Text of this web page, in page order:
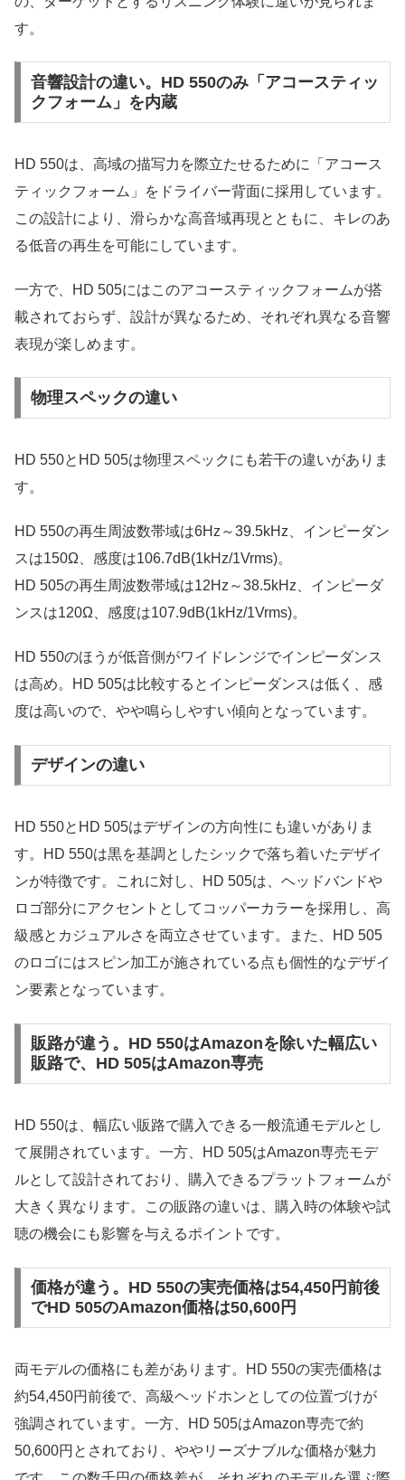
す。
音響設計の違い。HD 550のみ「アコースティッ
クフォーム」を内蔵
HD 550は、高域の描写力を際立たせるために「アコース
ティックフォーム」をドライバー背面に採用しています。
この設計により、滑らかな高音域再現とともに、キレのあ
る低音の再生を可能にしています。
一方で、HD 505にはこのアコースティックフォームが搭
載されておらず、設計が異なるため、それぞれ異なる音響
表現が楽しめます。
物理スペックの違い
HD 550とHD 505は物理スペックにも若干の違いがありま
す。
HD 550の再生周波数帯域は6Hz～39.5kHz、インピーダン
スは150Ω、感度は106.7dB(1kHz/1Vrms)。
HD 505の再生周波数帯域は12Hz～38.5kHz、インピーダ
ンスは120Ω、感度は107.9dB(1kHz/1Vrms)。
HD 550のほうが低音側がワイドレンジでインピーダンス
は高め。HD 505は比較するとインピーダンスは低く、感
度は高いので、やや鳴らしやすい傾向となっています。
デザインの違い
HD 550とHD 505はデザインの方向性にも違いがありま
す。HD 550は黒を基調としたシックで落ち着いたデザイ
ンが特徴です。これに対し、HD 505は、ヘッドバンドや
ロゴ部分にアクセントとしてコッパーカラーを採用し、高
級感とカジュアルさを両立させています。また、HD 505
のロゴにはスピン加工が施されている点も個性的なデザイ
ン要素となっています。
販路が違う。HD 550はAmazonを除いた幅広い
販路で、HD 505はAmazon専売
HD 550は、幅広い販路で購入できる一般流通モデルとし
て展開されています。一方、HD 505はAmazon専売モデ
ルとして設計されており、購入できるプラットフォームが
大きく異なります。この販路の違いは、購入時の体験や試
聴の機会にも影響を与えるポイントです。
価格が違う。HD 550の実売価格は54,450円前後
でHD 505のAmazon価格は50,600円
両モデルの価格にも差があります。HD 550の実売価格は
約54,450円前後で、高級ヘッドホンとしての位置づけが
強調されています。一方、HD 505はAmazon専売で約
50,600円とされており、ややリーズナブルな価格が魅力